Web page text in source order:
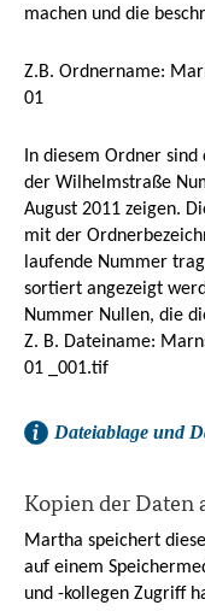
machen und die
Z.B. Ordnername:
01
In diesem Ordner
der Wilhelmstraße
August 2011 zeigen.
mit der
laufende Nummer
sortiert angezeigt
Nummer Nullen, die
Z. B. Dateiname:
01 _001.tif
Dateiablage und
Kopien der Daten
Martha speichert
auf einem
und -kollegen Zugriff